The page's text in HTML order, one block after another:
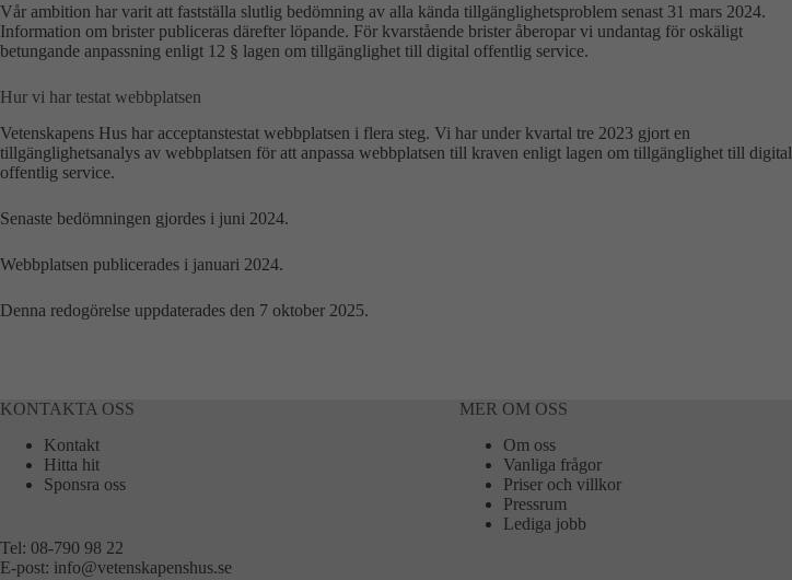
Vår ambition har varit att fastställa slutlig bedömning av alla kända tillgänglighetsproblem senast 31 mars 2024.
Information om brister publiceras därefter löpande. För kvarstående brister åberopar vi undantag för oskäligt
betungande anpassning enligt 12 § lagen om tillgänglighet till digital offentlig service.
Hur vi har testat webbplatsen
Vetenskapens Hus har acceptanstestat webbplatsen i flera steg. Vi har under kvartal tre 2023 gjort en
tillgänglighetsanalys av webbplatsen för att anpassa webbplatsen till kraven enligt lagen om tillgänglighet till digital
offentlig service.
Senaste bedömningen gjordes i juni 2024.
Webbplatsen publicerades i januari 2024.
Denna redogörelse uppdaterades den 7 oktober 2025.
KONTAKTA OSS
Kontakt
Hitta hit
Sponsra oss
Tel: 08-790 98 22
E-post: info@vetenskapenshus.se
MER OM OSS
Om oss
Vanliga frågor
Priser och villkor
Pressrum
Lediga jobb